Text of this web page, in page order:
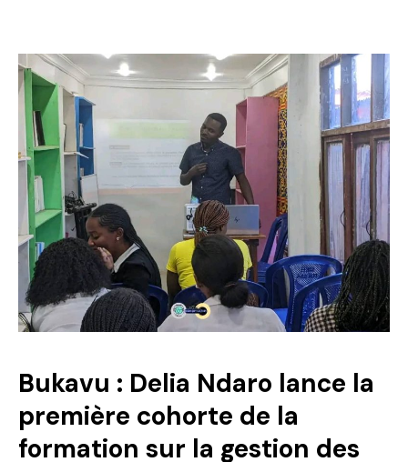
Bukavu : Delia Ndaro lance la
première cohorte de la
formation sur la gestion des